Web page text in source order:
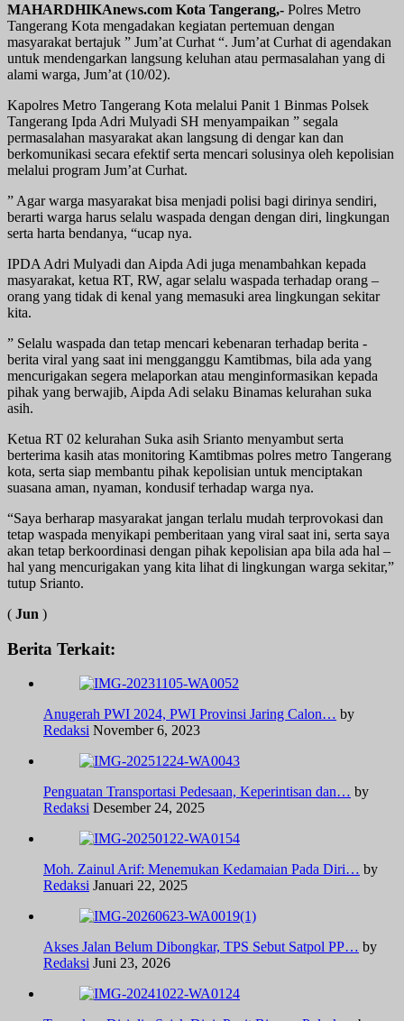
MAHARDHIKAnews.com Kota Tangerang,- Polres Metro
Tangerang Kota mengadakan kegiatan pertemuan dengan
masyarakat bertajuk ” Jum’at Curhat “. Jum’at Curhat di agendakan
untuk mendengarkan langsung keluhan atau permasalahan yang di
alami warga, Jum’at (10/02).
Kapolres Metro Tangerang Kota melalui Panit 1 Binmas Polsek
Tangerang Ipda Adri Mulyadi SH menyampaikan ” segala
permasalahan masyarakat akan langsung di dengar kan dan
berkomunikasi secara efektif serta mencari solusinya oleh kepolisian
melalui program Jum’at Curhat.
” Agar warga masyarakat bisa menjadi polisi bagi dirinya sendiri,
berarti warga harus selalu waspada dengan dengan diri, lingkungan
serta harta bendanya, “ucap nya.
IPDA Adri Mulyadi dan Aipda Adi juga menambahkan kepada
masyarakat, ketua RT, RW, agar selalu waspada terhadap orang –
orang yang tidak di kenal yang memasuki area lingkungan sekitar
kita.
” Selalu waspada dan tetap mencari kebenaran terhadap berita -
berita viral yang saat ini mengganggu Kamtibmas, bila ada yang
mencurigakan segera melaporkan atau menginformasikan kepada
pihak yang berwajib, Aipda Adi selaku Binamas kelurahan suka
asih.
Ketua RT 02 kelurahan Suka asih Srianto menyambut serta
berterima kasih atas monitoring Kamtibmas polres metro Tangerang
kota, serta siap membantu pihak kepolisian untuk menciptakan
suasana aman, nyaman, kondusif terhadap warga nya.
“Saya berharap masyarakat jangan terlalu mudah terprovokasi dan
tetap waspada menyikapi pemberitaan yang viral saat ini, serta saya
akan tetap berkoordinasi dengan pihak kepolisian apa bila ada hal –
hal yang mencurigakan yang kita lihat di lingkungan warga sekitar,”
tutup Srianto.
( Jun )
Berita Terkait:
Anugerah PWI 2024, PWI Provinsi Jaring Calon… by
Redaksi November 6, 2023
Penguatan Transportasi Pedesaan, Keperintisan dan… by
Redaksi Desember 24, 2025
Moh. Zainul Arif: Menemukan Kedamaian Pada Diri… by
Redaksi Januari 22, 2025
Akses Jalan Belum Dibongkar, TPS Sebut Satpol PP… by
Redaksi Juni 23, 2026